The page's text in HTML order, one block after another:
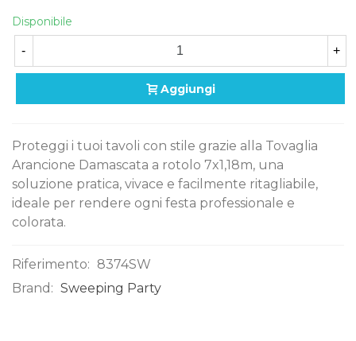
Disponibile
- +
Aggiungi
Proteggi i tuoi tavoli con stile grazie alla Tovaglia
Arancione Damascata a rotolo 7x1,18m, una
soluzione pratica, vivace e facilmente ritagliabile,
ideale per rendere ogni festa professionale e
colorata.
Riferimento: 8374SW
Brand: Sweeping Party